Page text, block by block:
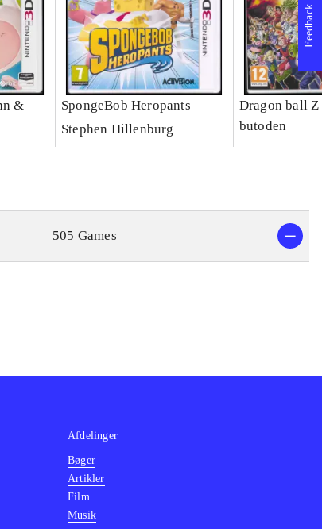
&
SpongeBob Heropants
Stephen Hillenburg
Dragon ball Z
butoden
505 Games
Feedback
Afdelinger
Bøger
Artikler
Film
Musik